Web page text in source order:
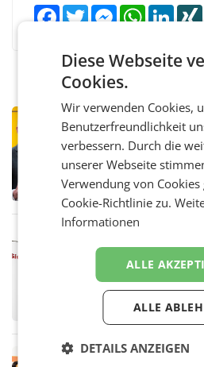
FacebookTwitter MessengerWhatsApp
PRIMENEWS
ersten
Briefgeschäft
WIEN Die
ersten Halbjahr
von 1.544,0 Mio.
Vergleichszeitraum
überraschend
UNTERFÖHRING/
Fernsehkonzern
Frühjahr dank
wieder Gewinn
Markterwartung
RETAIL
Diese Webseite
Cookies.
Wir verwenden Cookies,
Benutzerfreundlichkeit
verbessern. Durch die
unserer Webseite
Verwendung von
Cookie-Richtlinie zu.
Informationen
ALLE
ALLE
DETAILS ANZEIGEN